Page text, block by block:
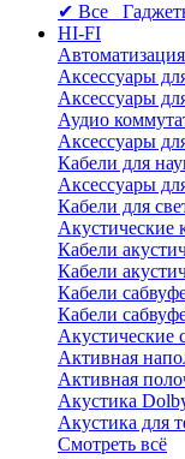
✔ Все
HI-FI
Автоматизация
Аксессуары
Аксессуары
Аудио
Аксессуары
Кабели для
Аксессуары
Кабели для
Акустические
Кабели
Кабели
Кабели
Кабели
Акустические
Активная
Активная
Акустика
Акустика для
Смотреть всё